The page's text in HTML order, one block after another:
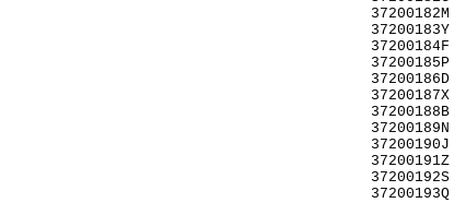
37200182M
37200183Y
37200184F
37200185P
37200186D
37200187X
37200188B
37200189N
37200190J
37200191Z
37200192S
37200193Q